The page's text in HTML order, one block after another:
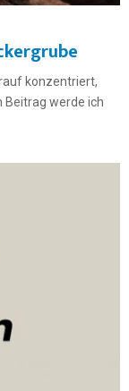
konzentriert,
Beitrag werde ich